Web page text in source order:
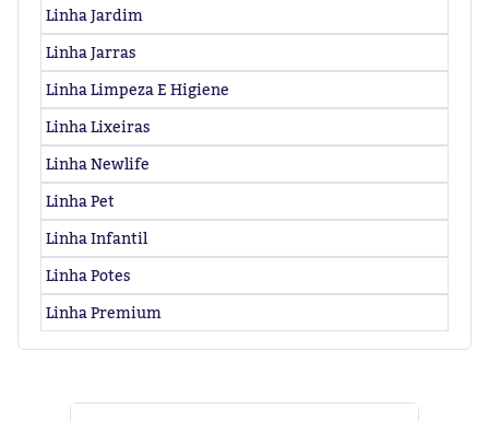
Linha Jardim
Linha Jarras
Linha Limpeza E Higiene
Linha Lixeiras
Linha Newlife
Linha Pet
Linha Infantil
Linha Potes
Linha Premium